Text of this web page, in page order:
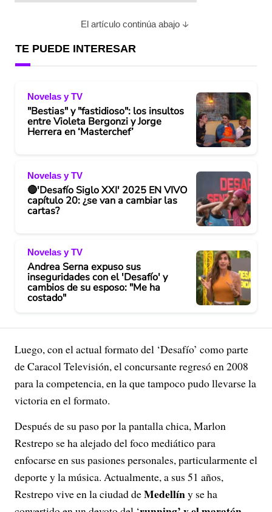
El artículo continúa abajo
TE PUEDE INTERESAR
Novelas y TV
"Bestias" y "fastidioso": los insultos
entre Violeta Bergonzi y Jorge
Herrera en ‘Masterchef’
Novelas y TV
🔴'Desafío Siglo XXI' 2025 EN VIVO
capítulo 20: ¿se van a cambiar las
cartas?
Novelas y TV
Andrea Serna expuso sus
inseguridades con el 'Desafío' y
cambios de su esposo: "Me ha
costado"
Luego, con el actual formato del ‘Desafío’ como parte
de Caracol Televisión, el concursante regresó en 2008
para la competencia, en la que tampoco pudo llevarse la
victoria en el formato.
Después de su paso por la pantalla chica, Marlon
Restrepo se ha alejado del foco mediático para
enfocarse en sus pasiones personales, particularmente el
deporte y la música. Actualmente, a sus 51 años,
Restrepo vive en la ciudad deMedellíny se ha